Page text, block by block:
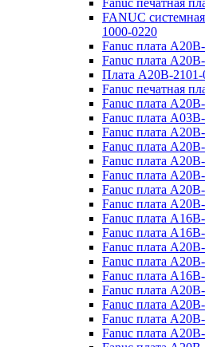
Fanuc печатная
FANUC
1000-0220
Fanuc плата
Fanuc плата
Плата A20B-2101-
Fanuc печатная
Fanuc плата
Fanuc плата
Fanuc плата
Fanuc плата
Fanuc плата
Fanuc плата
Fanuc плата
Fanuc плата
Fanuc плата
Fanuc плата
Fanuc плата
Fanuc плата
Fanuc плата
Fanuc плата
Fanuc плата
Fanuc плата
Fanuc плата